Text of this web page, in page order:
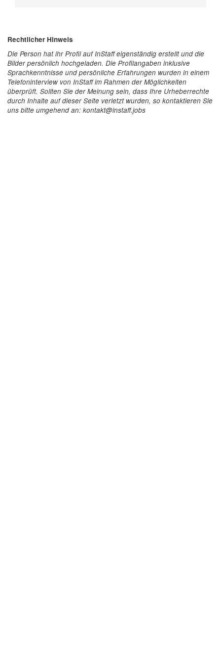
Rechtlicher Hinweis
Die Person hat ihr Profil auf InStaff eigenständig erstellt und die
Bilder persönlich hochgeladen. Die Profilangaben inklusive
Sprachkenntnisse und persönliche Erfahrungen wurden in einem
Telefoninterview von InStaff im Rahmen der Möglichkeiten
überprüft. Sollten Sie der Meinung sein, dass Ihre Urheberrechte
durch Inhalte auf dieser Seite verletzt wurden, so kontaktieren Sie
uns bitte umgehend an: kontakt@instaff.jobs